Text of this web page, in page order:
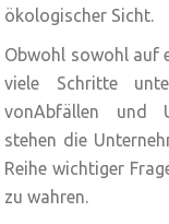
ökologischer Sicht.
Obwohl sowohl auf
viele Schritte
vonAbfällen und
stehen die
Reihe wichtiger
zu wahren.